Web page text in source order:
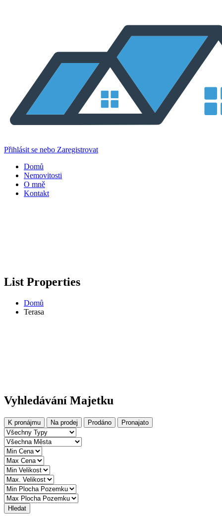
Přihlásit se nebo Zaregistrovat
Domů
Nemovitosti
O mně
Kontakt
List Properties
Domů
Terasa
Vyhledávání Majetku
K pronájmu Na prodej Prodáno Pronajato
Hledat